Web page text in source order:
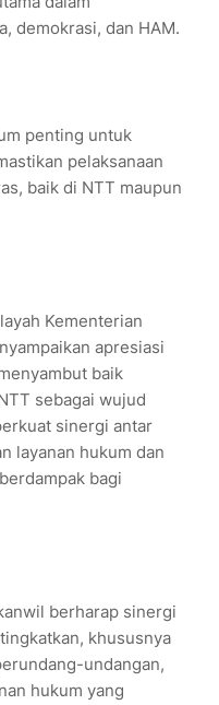
demokrasi, dan HAM.
penting untuk
pelaksanaan
baik di NTT maupun
Kementerian
apresiasi
baik
sebagai wujud
sinergi antar
layanan hukum dan
bagi
berharap sinergi
khususnya
undangan,
hukum yang